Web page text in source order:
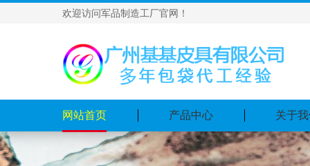
欢迎访问军品制造工厂官网！
网站首页 产品中心 关于